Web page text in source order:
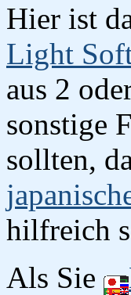
Hier ist
Light
aus 2
sonstige
sollten,
hilfreich
Als Sie